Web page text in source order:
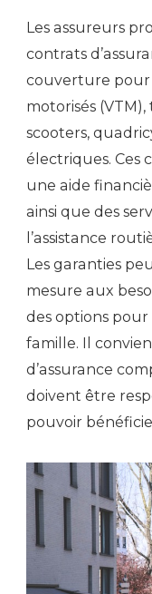
Les assureurs
contrats
couverture pour
motorisés
scooters,
électriques. Ces
une aide
ainsi que des
l’assistance
Les garanties
mesure aux
des options pour
famille. Il
d’assurance
doivent être
pouvoir